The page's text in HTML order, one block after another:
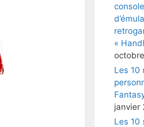
«
Les 10
janvier
Les 10